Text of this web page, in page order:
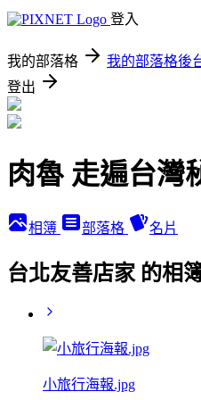
登入
我的部落格 我的部落格後
登出
肉魯 走遍台灣
相簿 部落格 名片
台北友善店家 的相
小旅行海報.jpg